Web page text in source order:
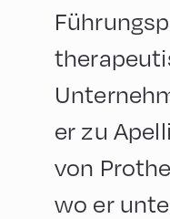
er zu
von
wo er